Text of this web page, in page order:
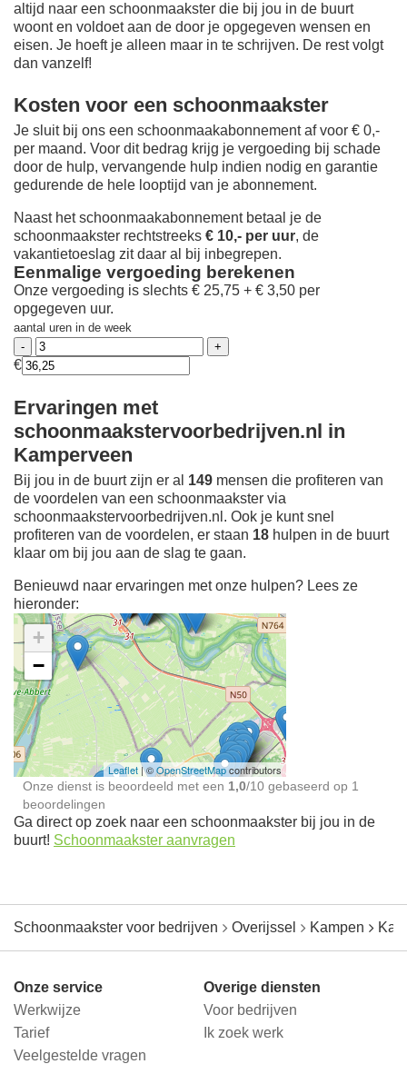
altijd naar een schoonmaakster die bij jou in de buurt
woont en voldoet aan de door je opgegeven wensen en
eisen. Je hoeft je alleen maar in te schrijven. De rest volgt
dan vanzelf!
Kosten voor een schoonmaakster
Je sluit bij ons een schoonmaakabonnement af voor € 0,-
per maand. Voor dit bedrag krijg je vergoeding bij schade
door de hulp, vervangende hulp indien nodig en garantie
gedurende de hele looptijd van je abonnement.
Naast het schoonmaakabonnement betaal je de
schoonmaakster rechtstreeks € 10,- per uur, de
vakantietoeslag zit daar al bij inbegrepen.
Eenmalige vergoeding berekenen
Onze vergoeding is slechts € 25,75 + € 3,50 per
opgegeven uur.
aantal uren in de week
€
Ervaringen met
schoonmaakstervoorbedrijven.nl in
Kamperveen
Bij jou in de buurt zijn er al 149 mensen die profiteren van
de voordelen van een schoonmaakster via
schoonmaakstervoorbedrijven.nl. Ook je kunt snel
profiteren van de voordelen, er staan 18 hulpen in de buurt
klaar om bij jou aan de slag te gaan.
Benieuwd naar ervaringen met onze hulpen? Lees ze
hieronder:
Ontdek meer ervaringen
Schoonmaakster bij
jou in de buurt
+
−
Leaflet| ©OpenStreetMapcontributors
Onze dienst is beoordeeld met een 1,0/10 gebaseerd op 1
beoordelingen
Ga direct op zoek naar een schoonmaakster bij jou in de
buurt! Schoonmaakster aanvragen
Schoonmaakster voor bedrijven Overijssel Kampen
Onze service
Werkwijze
Tarief
Veelgestelde vragen
Overige diensten
Voor bedrijven
Ik zoek werk